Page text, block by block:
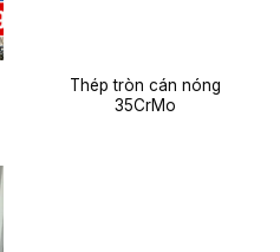
Thép tròn cán nóng
35CrMo